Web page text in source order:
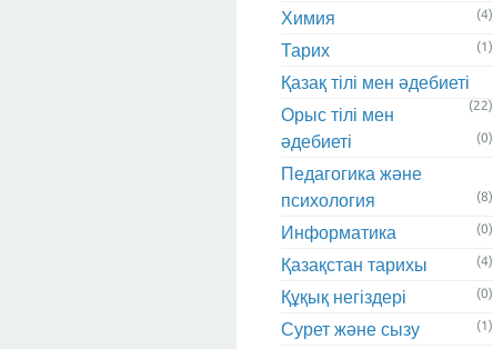
Химия (4)
Тарих (1)
Қазақ тілі мен әдебиеті
(22)
Орыс тілі мен
әдебиеті
(0)
Педагогика және
психология
(8)
Информатика (0)
Қазақстан тарихы (4)
Құқық негіздері (0)
Сурет және сызу (1)